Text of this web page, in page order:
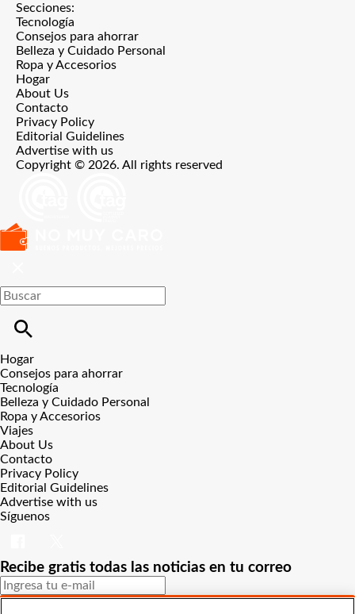
Secciones:
Tecnología
Consejos para ahorrar
Belleza y Cuidado Personal
Ropa y Accesorios
Hogar
About Us
Contacto
Privacy Policy
Editorial Guidelines
Advertise with us
Copyright © 2026. All rights reserved
Hogar
Consejos para ahorrar
Tecnología
Belleza y Cuidado Personal
Ropa y Accesorios
Viajes
About Us
Contacto
Privacy Policy
Editorial Guidelines
Advertise with us
Síguenos
Recibe gratis todas las noticias en tu correo